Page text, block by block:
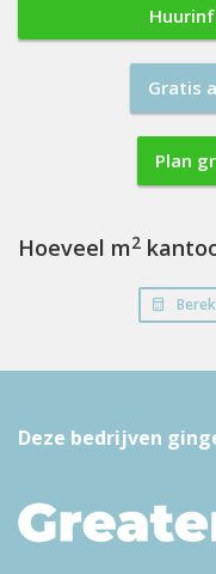
Gratis
Plan
Hoeveel m2
Deze bedrijven